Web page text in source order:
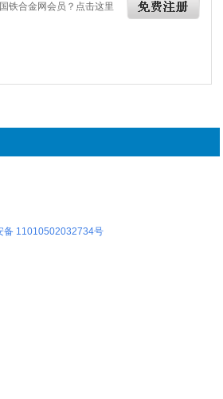
铁合金网会员？点击这里
备 11010502032734号